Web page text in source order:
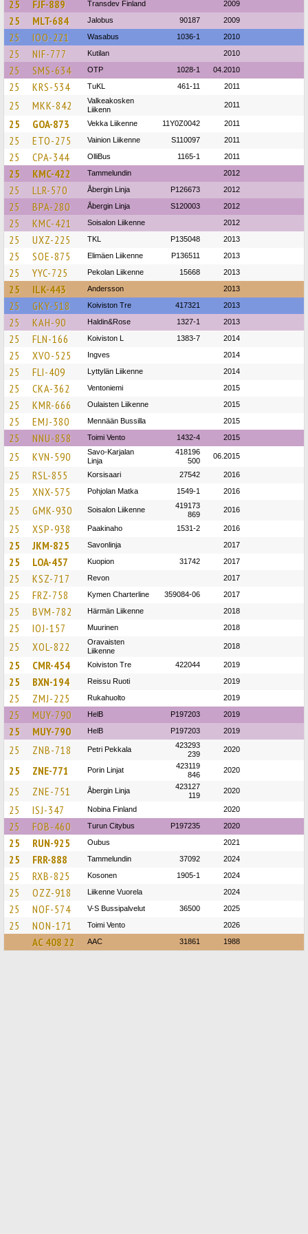
25 FJF-889 Transdev Finland 2009
25 MLT-684 Jalobus 90187 2009
25 IOO-221 Wasabus 1036-1 2010
25 NIF-777 Kutilan 2010
25 SMS-634 OTP 1028-1 04.2010
25 KRS-534 TuKL 461-11 2011
25 MKK-842
Valkeakosken
Liikenn
2011
25 GOA-873 Vekka Liikenne 11Y0Z0042 2011
25 ETO-275 Vainion Liikenne S110097 2011
25 CPA-344 OlliBus 1165-1 2011
25 KMC-422 Tammelundin 2012
25 LLR-570 Åbergin Linja P126673 2012
25 BPA-280 Åbergin Linja S120003 2012
25 KMC-421 Soisalon Liikenne 2012
25 UXZ-225 TKL P135048 2013
25 SOE-875 Elimäen Liikenne P136511 2013
25 YYC-725 Pekolan Liikenne 15668 2013
25 ILK-443 Andersson 2013
25 GKY-518 Koiviston Tre 417321 2013
25 KAH-90 Haldin&Rose 1327-1 2013
25 FLN-166 Koiviston L 1383-7 2014
25 XVO-525 Ingves 2014
25 FLI-409 Lyttylän Liikenne 2014
25 CKA-362 Ventoniemi 2015
25 KMR-666 Oulaisten Liikenne 2015
25 EMJ-380 Mennään Bussilla 2015
25 NNU-858 Toimi Vento 1432-4 2015
25 KVN-590
Savo-Karjalan
Linja
418196
500
06.2015
25 RSL-855 Korsisaari 27542 2016
25 XNX-575 Pohjolan Matka 1549-1 2016
25 GMK-930 Soisalon Liikenne
419173
869
2016
25 XSP-938 Paakinaho 1531-2 2016
25 JKM-825 Savonlinja 2017
25 LOA-457 Kuopion 31742 2017
25 KSZ-717 Revon 2017
25 FRZ-758 Kymen Charterline 359084-06 2017
25 BVM-782 Härmän Liikenne 2018
25 IOJ-157 Muurinen 2018
25 XOL-822
Oravaisten
Liikenne
2018
25 CMR-454 Koiviston Tre 422044 2019
25 BXN-194 Reissu Ruoti 2019
25 ZMJ-225 Rukahuolto 2019
25 MUY-790 HelB P197203 2019
25 MUY-790 HelB P197203 2019
25 ZNB-718 Petri Pekkala
423293
239
2020
25 ZNE-771 Porin Linjat
423119
846
2020
25 ZNE-751 Åbergin Linja
423127
119
2020
25 ISJ-347 Nobina Finland 2020
25 FOB-460 Turun Citybus P197235 2020
25 RUN-925 Oubus 2021
25 FRR-888 Tammelundin 37092 2024
25 RXB-825 Kosonen 1905-1 2024
25 OZZ-918 Liikenne Vuorela 2024
25 NOF-574 V-S Bussipalvelut 36500 2025
25 NON-171 Toimi Vento 2026
АС 408 22 ААС 31861 1988